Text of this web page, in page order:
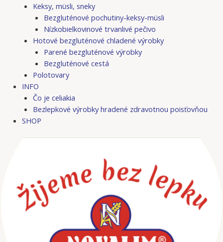
Keksy, müsli, sneky
Bezgluténové pochutiny-keksy-müsli
Nízkobielkovinové trvanlivé pečivo
Hotové bezgluténové chladené výrobky
Parené bezgluténové výrobky
Bezgluténové cestá
Polotovary
INFO
Čo je celiakia
Bezlepkové výrobky hradené zdravotnou poisťovňou
SHOP